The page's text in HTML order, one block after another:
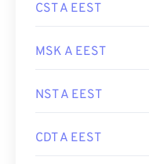
CST A EEST
MSK A EEST
NST A EEST
CDT A EEST